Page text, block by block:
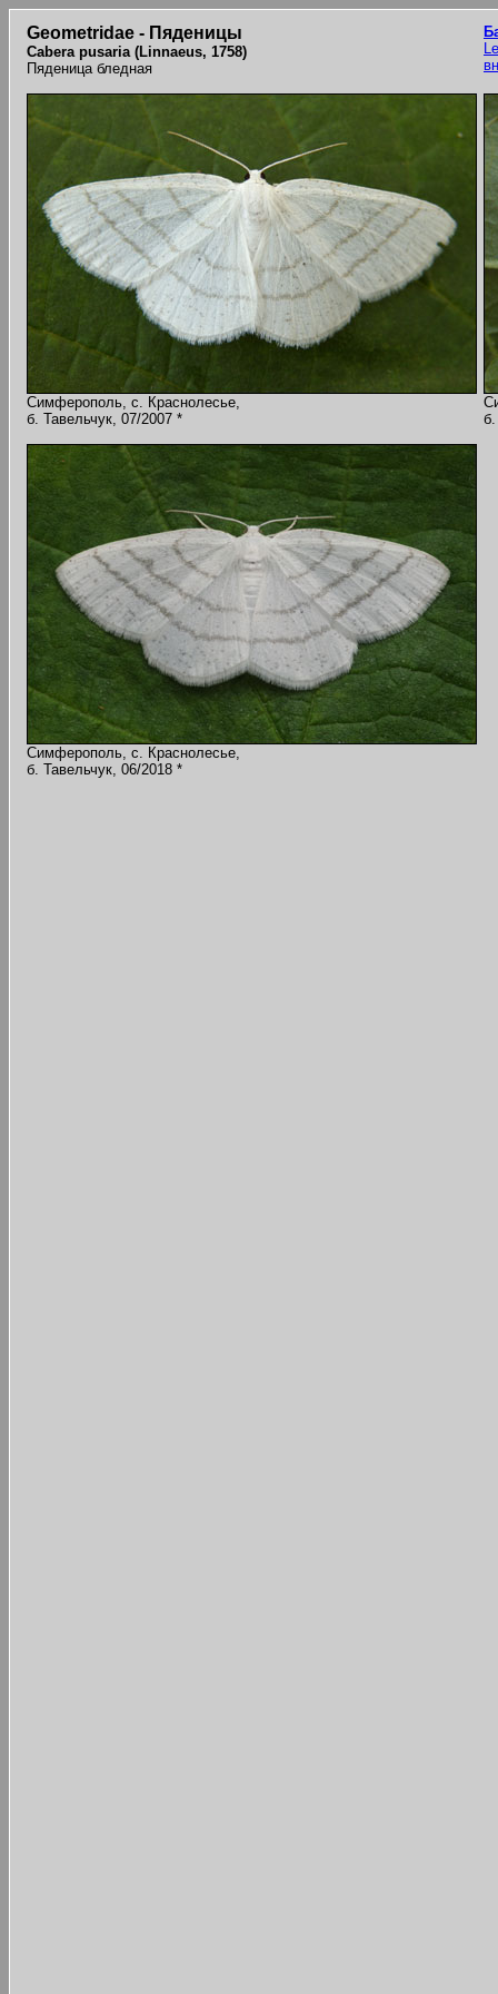
Geometridae - Пяденицы
Cabera pusaria (Linnaeus, 1758)
Пяденица бледная
Симферополь, с. Краснолесье,
б. Тавельчук, 07/2007 *
б.
Симферополь, с. Краснолесье,
б. Тавельчук, 06/2018 *